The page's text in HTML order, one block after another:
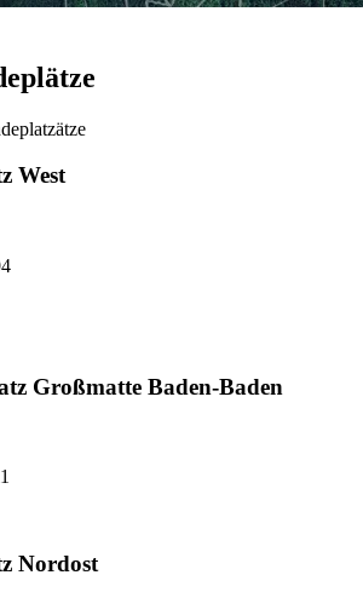
ätze
West
Großmatte Baden-Baden
Nordost